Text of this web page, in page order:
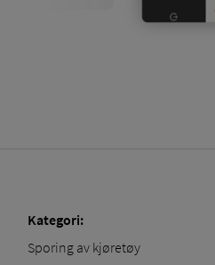
Kategori:
Sporing av kjøretøy